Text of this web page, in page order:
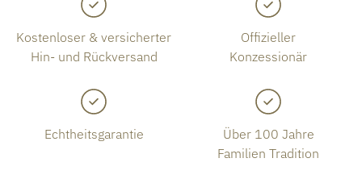
Kostenloser & versicherter
Hin- und Rückversand
Offizieller
Konzessionär
Echtheitsgarantie
Über 100 Jahre
Familien Tradition